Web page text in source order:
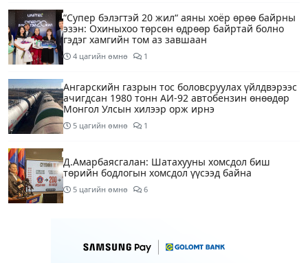
“Супер бэлэгтэй 20 жил“ аяны хоёр өрөө байрны
эзэн: Охиныхоо төрсөн өдрөөр байртай болно
гэдэг хамгийн том аз завшаан
4 цагийн өмнө 1
Ангарскийн газрын тос боловсруулах үйлдвэрээс
ачигдсан 1980 тонн АИ-92 автобензин өнөөдөр
Монгол Улсын хилээр орж ирнэ
5 цагийн өмнө 1
Д.Амарбаясгалан: Шатахууны хомсдол биш
төрийн бодлогын хомсдол үүсээд байна
5 цагийн өмнө 6
23:00 цагаас түр хааж, борооны ус зайлуулах
шугамын хөндлөн сэтэлгээ хийнэ